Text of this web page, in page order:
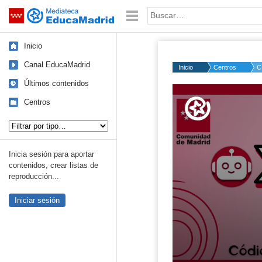
Saltar navegación Palabra o frase:
Inicio
Canal EducaMadrid
Últimos contenidos
Centros
Inicia sesión para aportar
contenidos, crear listas de
reproducción...
Iniciar sesión
Inicio Centros
50%